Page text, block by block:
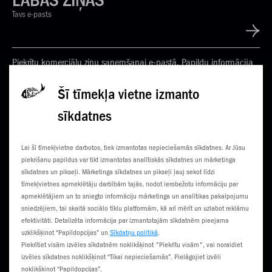
Šī tīmekļa vietne izmanto
sīkdatnes
Lai šī tīmekļvietne darbotos, tiek izmantotas nepieciešamās sīkdatnes. Ar Jūsu
piekrišanu papildus var tikt izmantotas analītiskās sīkdatnes un mārketinga
sīkdatnes un pikseļi. Mārketinga sīkdatnes un pikseļi ļauj sekot līdzi
tīmekļvietnes apmeklētāju darbībām tajās, nodot ierobežotu informāciju par
apmeklētājiem un to sniegto informāciju mārketinga un analītikas pakalpojumu
sniedzējiem, tai skaitā sociālo tīklu platformām, kā arī mērīt un uzlabot reklāmu
efektivitāti. Detalizēta informācija par izmantotajām sīkdatnēm pieejama
uzklikšķinot “Papildopcijas” un Sīkdatņu politikā.
Piekrītiet visām izvēles sīkdatnēm noklikšķinot "Piekrītu visām", vai noraidiet
izvēles sīkdatnes noklikšķinot “Tikai nepieciešamās”. Pielāgojiet izvēli
noklikšķinot “Papildopcijas”.
Tavs e-pasts
Piekrītu komerciālu ziņu saņemšanai e-pastā. Papildu informācija
KLIENTU CENTRI
SŪTI SMS
ČEMPIONĀTS
3G NORIETS
TŪRISTIEM